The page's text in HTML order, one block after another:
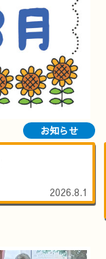
お知らせ
2026.8.1